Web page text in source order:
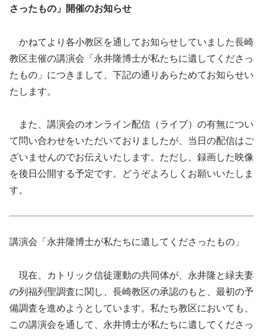
さったもの」開催のお知らせ
かねてより各小教区を通してお知らせしていました長崎
教区主催の講演会「永井隆博士が私たちに遺してくださっ
たもの」につきまして、下記の通りあらためてお知らせい
たします。
また、講演会のオンライン配信（ライブ）の有無につい
て問い合わせをいただいておりましたが、当日の配信はご
ざいませんのでお伝えいたします。ただし、録画した映像
を後日公開する予定です。どうぞよろしくお願いいたしま
す。
講演会「永井隆博士が私たちに遺してくださったもの」
現在、カトリック信徒運動の共同体が、永井隆と緑夫妻
の列福列聖調査に関し、長崎教区の承認のもと、最初の予
備調査を進めようとしています。私たち教区においても、
この講演会を通して、永井博士が私たちに遺してくださっ